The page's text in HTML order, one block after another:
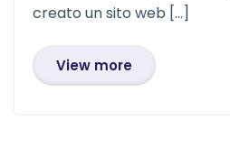
creato un sito web […]
View more